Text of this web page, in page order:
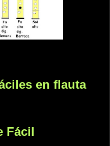
en flauta
Fácil